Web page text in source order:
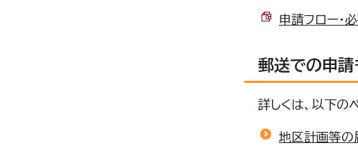
申請フロー・
郵送での申請
詳しくは、以下の
地区計画等の